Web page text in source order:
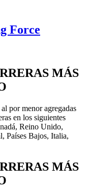
Force
MÁS
por menor agregadas
en los siguientes
Reino Unido,
Países Bajos, Italia,
MÁS